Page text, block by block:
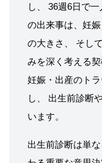
し、 36週6日で
の出来事は、妊
の大きさ、 そし
みを深く考える
妊娠・出産のト
し、 出生前診断
います。
出生前診断は単